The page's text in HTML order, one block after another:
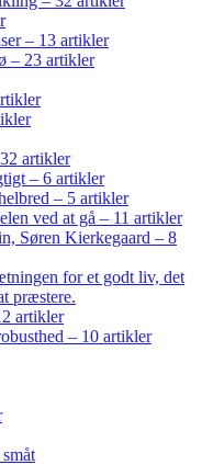
– 13 artikler
– 23 artikler
artikler
– 6 artikler
– 5 artikler
ved at gå – 11 artikler
Søren Kierkegaard – 8
for et godt liv, det
præstere.
artikler
– 10 artikler